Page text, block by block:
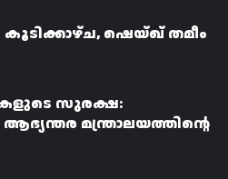
ഷെയ്ഖ് തമീം
സുരക്ഷ:
മന്ത്രാലയത്തിന്റെ